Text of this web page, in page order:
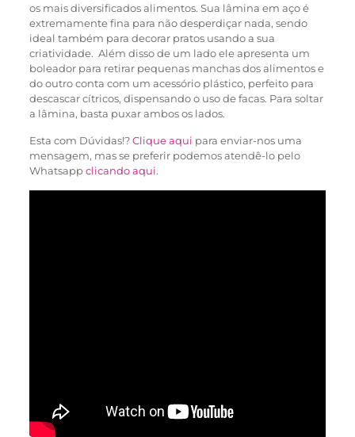
os mais diversificados alimentos. Sua lâmina em aço é
extremamente fina para não desperdiçar nada, sendo
ideal também para decorar pratos usando a sua
criatividade. Além disso de um lado ele apresenta um
boleador para retirar pequenas manchas dos alimentos e
do outro conta com um acessório plástico, perfeito para
descascar cítricos, dispensando o uso de facas. Para soltar
a lâmina, basta puxar ambos os lados.
Esta com Dúvidas!?Clique aqui para enviar-nos uma
mensagem, mas se preferir podemos atendê-lo pelo
Whatsappclicando aqui.